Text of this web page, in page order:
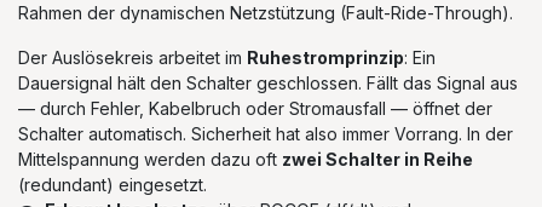
Rahmen der dynamischen Netzstützung (Fault-Ride-Through).
Der Auslösekreis arbeitet im Ruhestromprinzip: Ein
Dauersignal hält den Schalter geschlossen. Fällt das Signal aus
— durch Fehler, Kabelbruch oder Stromausfall — öffnet der
Schalter automatisch. Sicherheit hat also immer Vorrang. In der
Mittelspannung werden dazu oft zwei Schalter in Reihe
(redundant) eingesetzt.